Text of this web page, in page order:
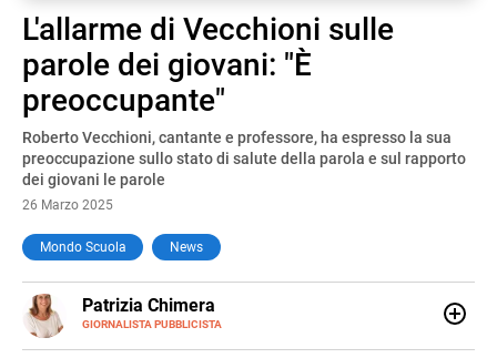
L'allarme di Vecchioni sulle
parole dei giovani: "È
preoccupante"
Roberto Vecchioni, cantante e professore, ha espresso la sua
preoccupazione sullo stato di salute della parola e sul rapporto
dei giovani le parole
26 Marzo 2025
Mondo Scuola News
Patrizia Chimera
GIORNALISTA PUBBLICISTA
E-
MAIL
LINKEDIN